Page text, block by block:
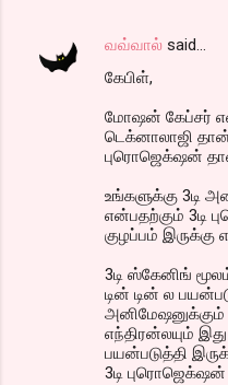
வவ்வால் said…
கேபிள்,
மோஷன் கேப்சர்
டெக்னாலாஜி
புரொஜெக்‌ஷன் தான்
உங்களுக்கு 3டி
என்பதற்கும் 3டி
குழப்பம்
3டி ஸ்கேனிங்
டின் டின் ல
எந்திரன்லயும்
பயன்படுத்தி
3டி